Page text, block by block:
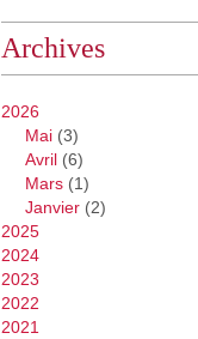
Archives
2026
Mai (3)
Avril (6)
Mars (1)
Janvier (2)
2025
2024
2023
2022
2021